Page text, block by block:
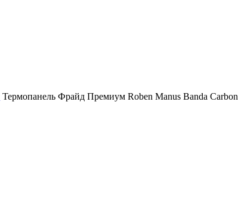
Термопанель Фрайд Премиум Roben Manus Banda Carbon